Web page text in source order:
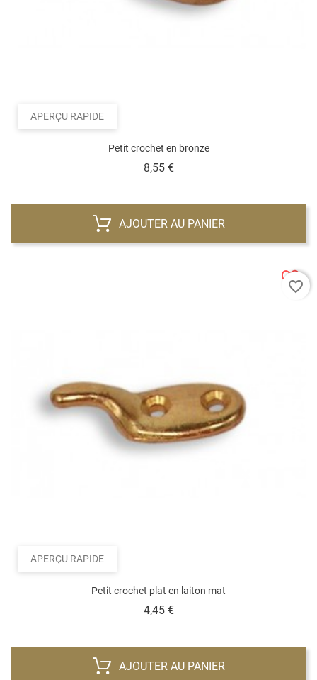
APERÇU RAPIDE
Petit crochet en bronze
8,55 €Prix
AJOUTER AU PANIER
APERÇU RAPIDE
Petit crochet plat en laiton mat
4,45 €Prix
AJOUTER AU PANIER
favorite_border